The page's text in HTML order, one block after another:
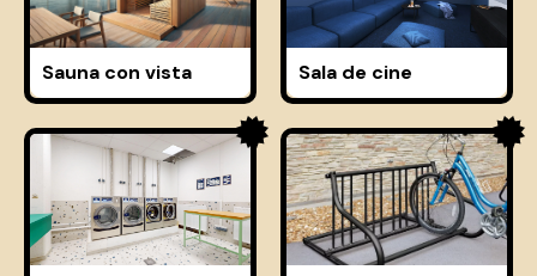
Sauna con vista Sala de cine